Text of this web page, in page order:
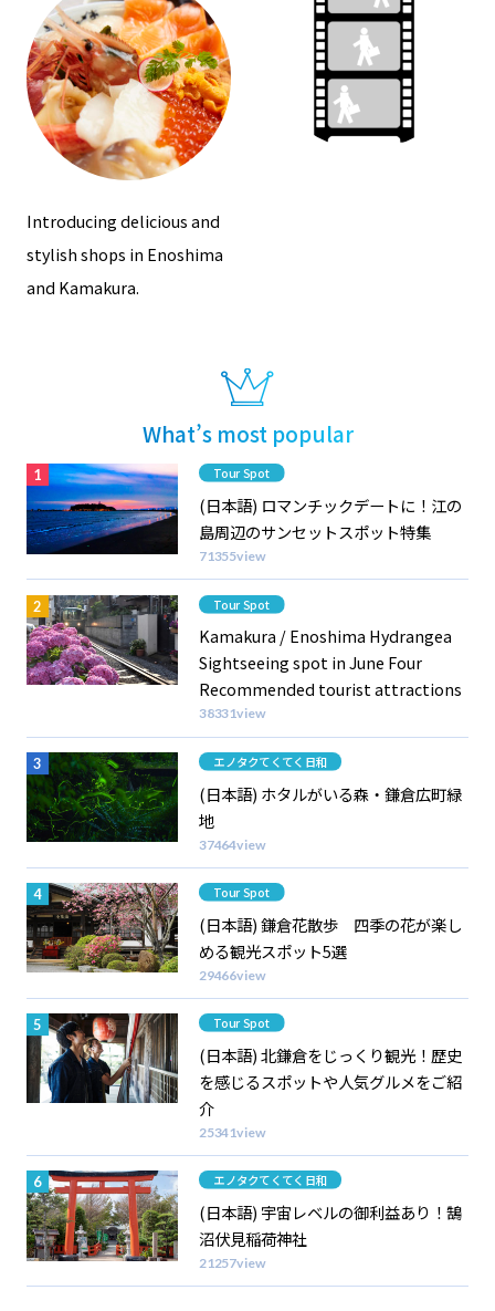
Introducing delicious and
stylish shops in Enoshima
and Kamakura.
What’s most popular
(日本語) ロマンチックデートに！江の
島周辺のサンセットスポット特集
71355view
Category
Tour Spot
Kamakura / Enoshima Hydrangea
Sightseeing spot in June Four
Recommended tourist attractions
38331view
Category
Tour Spot
(日本語) ホタルがいる森・鎌倉広町緑
地
37464view
Category
エノタクてくてく日和
(日本語) 鎌倉花散歩 四季の花が楽し
める観光スポット5選
29466view
Category
Tour Spot
(日本語) 北鎌倉をじっくり観光！歴史
を感じるスポットや人気グルメをご紹
介
25341view
Category
Tour Spot
(日本語) 宇宙レベルの御利益あり！鵠
沼伏見稲荷神社
21257view
Category
エノタクてくてく日和